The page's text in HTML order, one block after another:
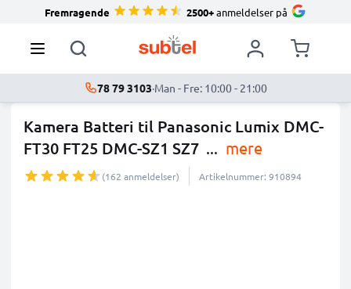
Fremragende 2500+anmeldelser på
78 79 3103·Man - Fre: 10:00 - 21:00
Kamera Batteri til Panasonic Lumix DMC-
FT30 FT25 DMC-SZ1 SZ7 ... mere
(162 anmeldelser) Artikelnummer: 910894